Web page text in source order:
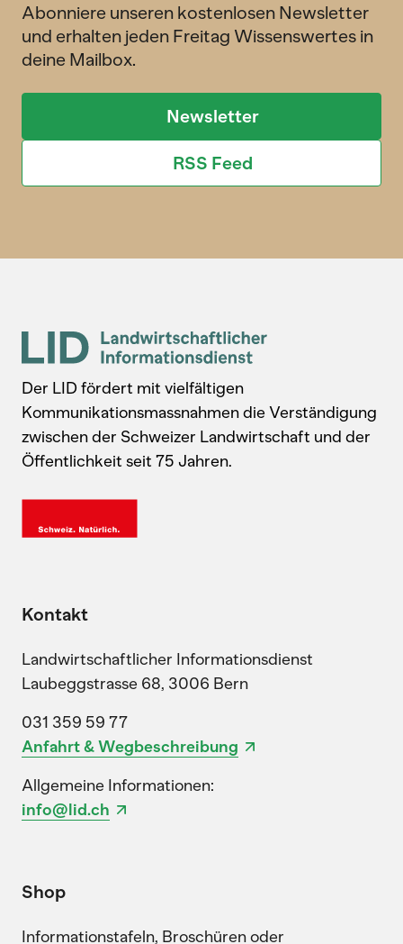
Abonniere unseren kostenlosen Newsletter
und erhalten jeden Freitag Wissenswertes in
deine Mailbox.
Newsletter
RSS Feed
Der LID fördert mit vielfältigen
Kommunikationsmassnahmen die Verständigung
zwischen der Schweizer Landwirtschaft und der
Öffentlichkeit seit 75 Jahren.
Kontakt
Landwirtschaftlicher Informationsdienst
Laubeggstrasse 68, 3006 Bern
031 359 59 77
Anfahrt & Wegbeschreibung
Allgemeine Informationen:
info@lid.ch
Shop
Informationstafeln, Broschüren oder